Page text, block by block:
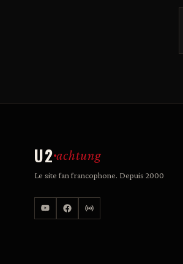
U2 achtung
Le site fan francophone. Depuis 2000